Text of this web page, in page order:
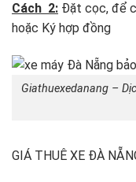
Cách 2: Đặt cọc, để
hoặc Ký hợp đồng
Giathuexedanang –
GIÁ THUÊ XE ĐÀ